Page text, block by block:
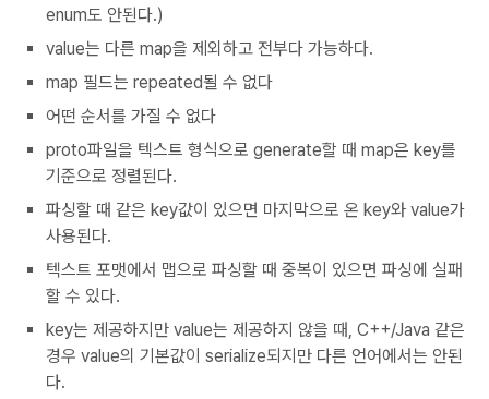
enum도 안된다.)
value는 다른 map을 제외하고 전부다 가능하다.
map 필드는 repeated될 수 없다
어떤 순서를 가질 수 없다
proto파일을 텍스트 형식으로 generate할 때 map은 key를
기준으로 정렬된다.
파싱할 때 같은 key값이 있으면 마지막으로 온 key와 value가
사용된다.
텍스트 포맷에서 맵으로 파싱할 때 중복이 있으면 파싱에 실패
할 수 있다.
key는 제공하지만 value는 제공하지 않을 때, C++/Java 같은
경우 value의 기본값이 serialize되지만 다른 언어에서는 안된
다.